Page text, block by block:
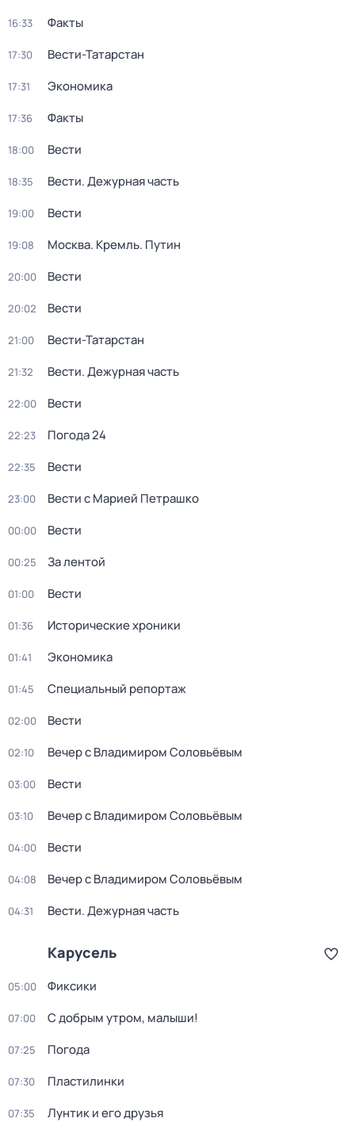
16:33 Факты
17:30 Вести-Татарстан
17:31 Экономика
17:36 Факты
18:00 Вести
18:35 Вести. Дежурная часть
19:00 Вести
19:08 Москва. Кремль. Путин
20:00 Вести
20:02 Вести
21:00 Вести-Татарстан
21:32 Вести. Дежурная часть
22:00 Вести
22:23 Погода 24
22:35 Вести
23:00 Вести с Марией Петрашко
00:00 Вести
00:25 За лентой
01:00 Вести
01:36 Исторические хроники
01:41 Экономика
01:45 Специальный репортаж
02:00 Вести
02:10 Вечер с Владимиром Соловьёвым
03:00 Вести
03:10 Вечер с Владимиром Соловьёвым
04:00 Вести
04:08 Вечер с Владимиром Соловьёвым
04:31 Вести. Дежурная часть
Карусель
05:00 Фиксики
07:00 С добрым утром, малыши!
07:25 Погода
07:30 Пластилинки
07:35 Лунтик и его друзья